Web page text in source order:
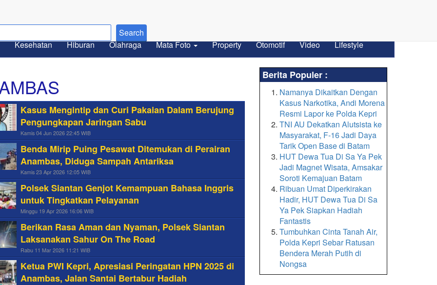
Kesehatan Hiburan Olahraga Mata Foto Property Otomotif Video Lifestyle
Kasus Mengintip dan Curi Pakaian Dalam Berujung
Pengungkapan Jaringan Sabu
Kamis 04 Jun 2026 22:45 WIB
Benda Mirip Puing Pesawat Ditemukan di Perairan
Anambas, Diduga Sampah Antariksa
Kamis 23 Apr 2026 12:05 WIB
Polsek Siantan Genjot Kemampuan Bahasa Inggris
untuk Tingkatkan Pelayanan
Minggu 19 Apr 2026 16:06 WIB
Berikan Rasa Aman dan Nyaman, Polsek Siantan
Laksanakan Sahur On The Road
Rabu 11 Mar 2026 11:21 WIB
Ketua PWI Kepri, Apresiasi Peringatan HPN 2025 di
Anambas, Jalan Santai Bertabur Hadiah
Berita Populer :
Namanya Dikaitkan Dengan
Kasus Narkotika, Andi Morena
Resmi Lapor ke Polda Kepri
TNI AU Dekatkan Alutsista ke
Masyarakat, F-16 Jadi Daya
Tarik Open Base di Batam
HUT Dewa Tua Di Sa Ya Pek
Jadi Magnet Wisata, Amsakar
Soroti Kemajuan Batam
Ribuan Umat Diperkirakan
Hadir, HUT Dewa Tua Di Sa
Ya Pek Siapkan Hadiah
Fantastis
Tumbuhkan Cinta Tanah Air,
Polda Kepri Sebar Ratusan
Bendera Merah Putih di
Nongsa